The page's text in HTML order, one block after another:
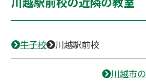
牛子校 川越駅前校
川越市